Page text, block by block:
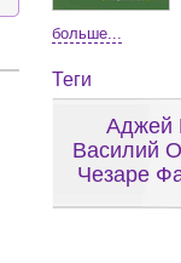
больше...
Теги
Аджей
Василий
Чезаре